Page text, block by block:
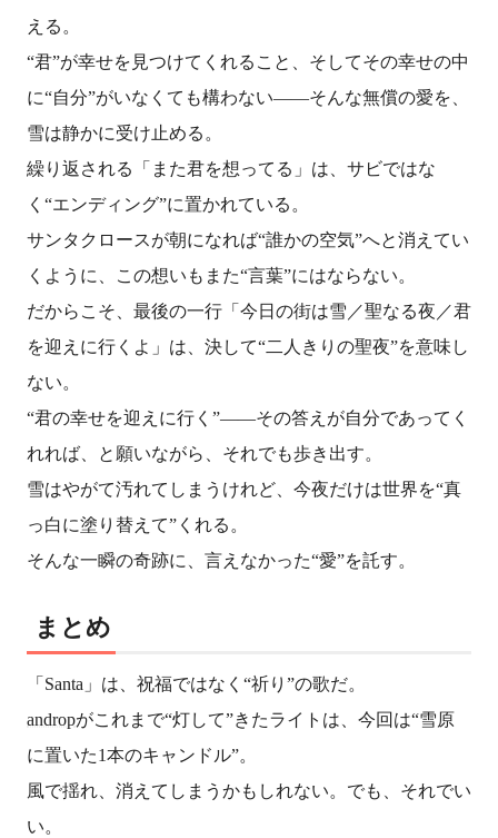
える。
“君”が幸せを見つけてくれること、そしてその幸せの中
に“自分”がいなくても構わない――そんな無償の愛を、
雪は静かに受け止める。
繰り返される「また君を想ってる」は、サビではな
く“エンディング”に置かれている。
サンタクロースが朝になれば“誰かの空気”へと消えてい
くように、この想いもまた“言葉”にはならない。
だからこそ、最後の一行「今日の街は雪／聖なる夜／君
を迎えに行くよ」は、決して“二人きりの聖夜”を意味し
ない。
“君の幸せを迎えに行く”――その答えが自分であってく
れれば、と願いながら、それでも歩き出す。
雪はやがて汚れてしまうけれど、今夜だけは世界を“真
っ白に塗り替えて”くれる。
そんな一瞬の奇跡に、言えなかった“愛”を託す。
まとめ
「Santa」は、祝福ではなく“祈り”の歌だ。
andropがこれまで“灯して”きたライトは、今回は“雪原
に置いた1本のキャンドル”。
風で揺れ、消えてしまうかもしれない。でも、それでい
い。